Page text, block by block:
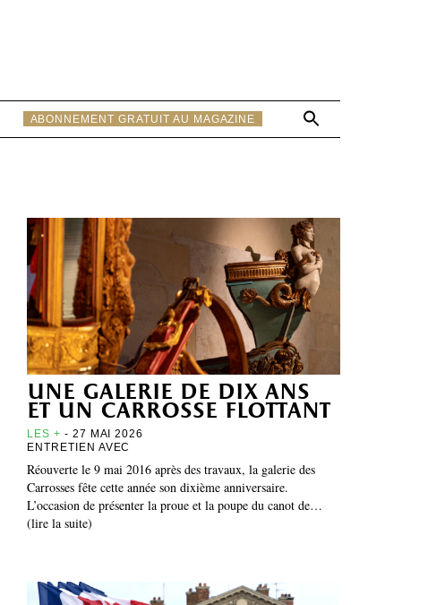
ABONNEMENT GRATUIT AU MAGAZINE
for:
Search Button
une galerie de dix ans
et un carrosse flottant
LES + - 27 MAI 2026
ENTRETIEN AVEC
Réouverte le 9 mai 2016 après des travaux, la galerie des
Carrosses fête cette année son dixième anniversaire.
L’occasion de présenter la proue et la poupe du canot de…
(lire la suite)